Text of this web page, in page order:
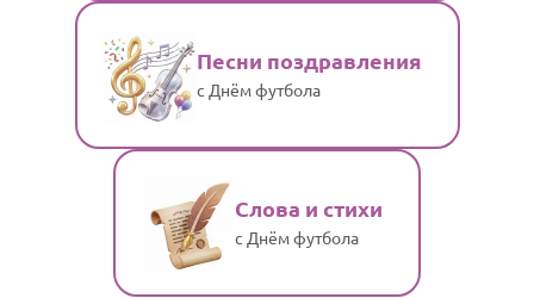
Песни поздравления
с Днём футбола
Слова и стихи
с Днём футбола